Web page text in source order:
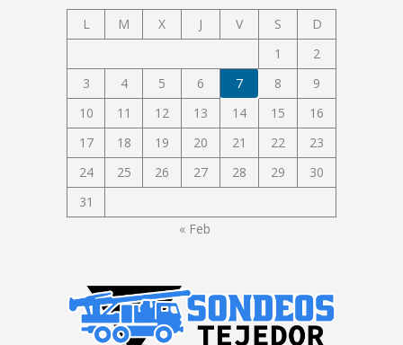
L M X J V S
D
1
2
3
4 5 6 7 8
9
10
11 12 13 14 15
16
17
18 19 20 21 22
23
24
25 26 27 28 29
30
31
« Feb